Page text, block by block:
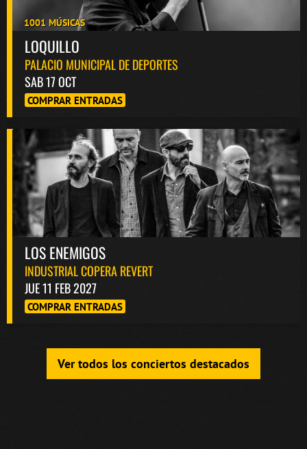
1001 MÚSICAS
LOQUILLO
PALACIO MUNICIPAL DE DEPORTES
SAB 17 OCT
COMPRAR ENTRADAS
LOS ENEMIGOS
INDUSTRIAL COPERA REVERT
JUE 11 FEB 2027
COMPRAR ENTRADAS
Ver todos los conciertos destacados